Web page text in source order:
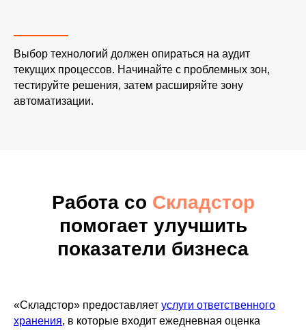
Выбор технологий должен опираться на аудит
текущих процессов. Начинайте с проблемных зон,
тестируйте решения, затем расширяйте зону
автоматизации.
Работа со Складстор
помогает улучшить
показатели бизнеса
«Складстор» предоставляет услуги ответственного
хранения, в которые входит ежедневная оценка